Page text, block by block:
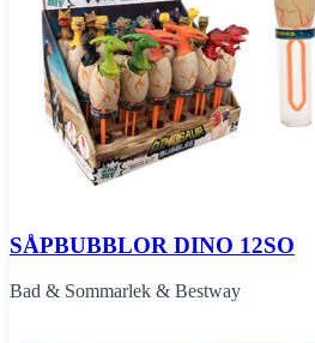
SÅPBUBBLOR DINO 12SO
Bad & Sommarlek & Bestway